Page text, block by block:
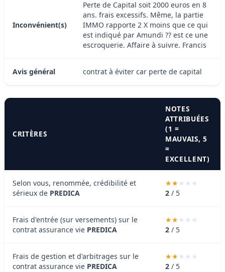
Inconvénient(s)
Perte de Capital soit 2000 euros en 8
ans. frais excessifs. Même, la partie
IMMO rapporte 2 X moins que ce qui
est indiqué par Amundi ?? est ce une
escroquerie. Affaire à suivre. Francis
Avis général contrat à éviter car perte de capital
CRITÈRES
NOTES
ATTRIBUÉES
(1 =
MAUVAIS, 5
=
EXCELLENT)
Selon vous, renommée, crédibilité et
sérieux de PREDICA 2 / 5
Frais d'entrée (sur versements) sur le
contrat assurance vie PREDICA 2 / 5
Frais de gestion et d'arbitrages sur le
contrat assurance vie PREDICA 2 / 5